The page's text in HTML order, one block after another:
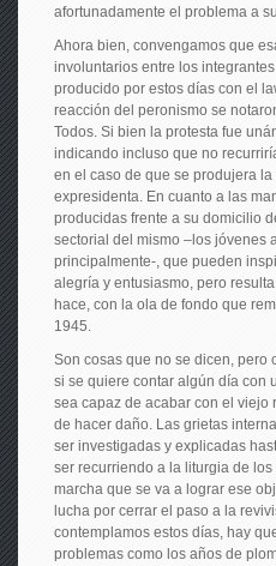
afortunadamente el problema a
Ahora bien, convengamos que
involuntarios entre los
producido por estos días con el
reacción del peronismo se
Todos. Si bien la protesta fue
indicando incluso que no
en el caso de que se produjera
expresidenta. En cuanto a las
producidas frente a su domicilio
sectorial del mismo –los jóvenes
principalmente-, que pueden
alegría y entusiasmo, pero
hace, con la ola de fondo que
1945.
Son cosas que no se dicen, pero
si se quiere contar algún día con
sea capaz de acabar con el viejo
de hacer daño. Las grietas
ser investigadas y explicadas
ser recurriendo a la liturgia de
marcha que se va a lograr ese
lucha por cerrar el paso a la
contemplamos estos días, hay
problemas como los años de